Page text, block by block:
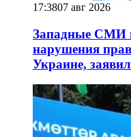
17:3807 авг 2026
Западные СМИ
нарушения
Украине,